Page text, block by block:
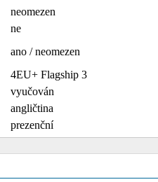
neomezen
ne
ano / neomezen
4EU+ Flagship 3
vyučován
angličtina
prezenční